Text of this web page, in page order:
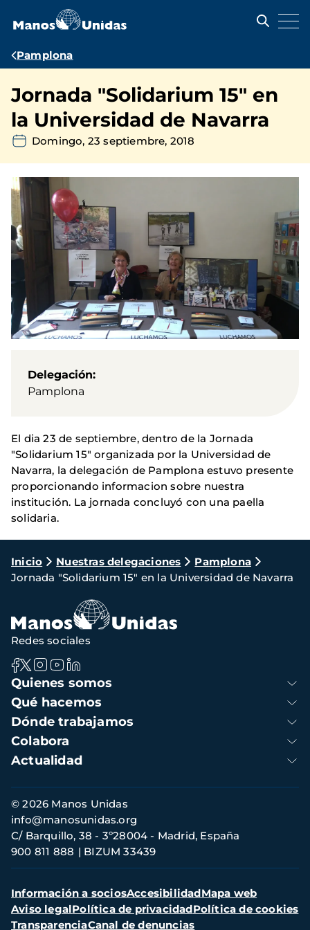
contenido
Ruta
navegación
Pamplona
Jornada "Solidarium 15" en
la Universidad de Navarra
Domingo, 23 septiembre, 2018
Delegación
Pamplona
El dia 23 de septiembre, dentro de la Jornada
"Solidarium 15" organizada por la Universidad de
Navarra, la delegación de Pamplona estuvo presente
proporcionando informacion sobre nuestra
institución. La jornada concluyó con una paella
solidaria.
Ruta
de
navegación
Inicio Nuestras delegaciones
Pamplona
Jornada "Solidarium 15" en la Universidad de Navarra
Navegación
principal
Quienes somos
Qué hacemos
Dónde trabajamos
Colabora
Actualidad
Redes sociales
Información
de
contacto
© 2026 Manos Unidas
C/ Barquillo, 38 - 3º28004 - Madrid, España
900 811 888
BIZUM 33439
info@manosunidas.org
Menú
secundario
Información a sociosAccesibilidadMapa web
Aviso legalPolítica de privacidadPolítica de cookies
TransparenciaCanal de denuncias